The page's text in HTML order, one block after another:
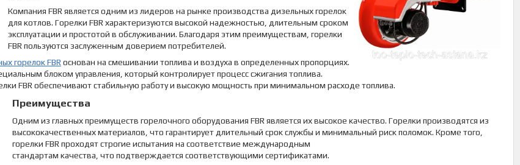
Компания FBR является одним из лидеров на рынке производства дизельных горелок
для котлов. Горелки FBR характеризуются высокой надежностью, длительным сроком
эксплуатации и простотой в обслуживании. Благодаря этим преимуществам, горелки
FBR пользуются заслуженным доверием потребителей.
горелок FBR основан на смешивании топлива и воздуха в определенных пропорциях.
блоком управления, который контролирует процесс сжигания топлива.
FBR обеспечивают стабильную работу и высокую мощность при минимальном расходе топлива.
Преимущества
Одним из главных преимуществ горелочного оборудования FBR является их высокое качество. Горелки производятся из
высококачественных материалов, что гарантирует длительный срок службы и минимальный риск поломок. Кроме того,
горелки FBR проходят строгие испытания на соответствие международным
стандартам качества, что подтверждается соответствующими сертификатами.